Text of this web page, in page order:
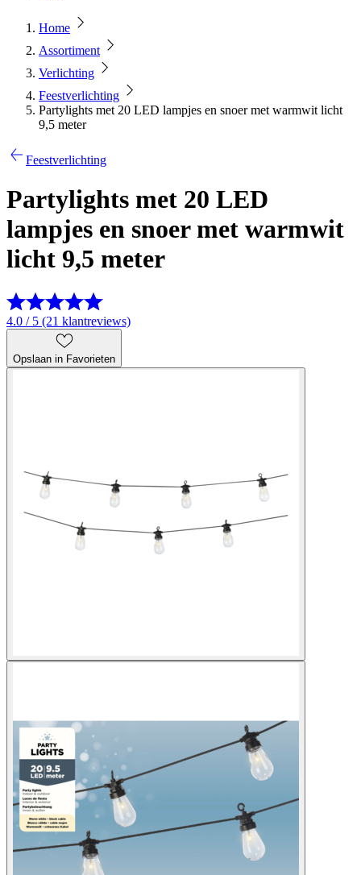
Home
Assortiment
Verlichting
Feestverlichting
Partylights met 20 LED lampjes en snoer met warmwit licht
9,5 meter
Feestverlichting
Partylights met 20 LED
lampjes en snoer met warmwit
licht 9,5 meter
4.0 / 5 (21 klantreviews)
Opslaan in Favorieten